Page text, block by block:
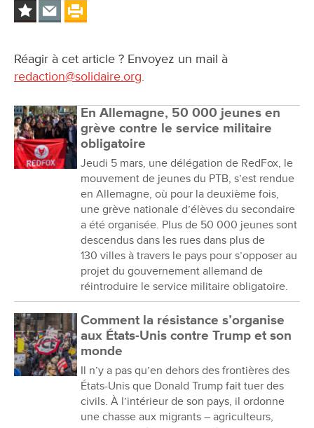
Réagir à cet article ? Envoyez un mail à
redaction@solidaire.org.
En Allemagne, 50 000 jeunes en
grève contre le service militaire
obligatoire
Jeudi 5 mars, une délégation de RedFox, le
mouvement de jeunes du PTB, s’est rendue
en Allemagne, où pour la deuxième fois,
une grève nationale d’élèves du secondaire
a été organisée. Plus de 50 000 jeunes sont
descendus dans les rues dans plus de
130 villes à travers le pays pour s’opposer au
projet du gouvernement allemand de
réintroduire le service militaire obligatoire.
Comment la résistance s’organise
aux États-Unis contre Trump et son
monde
Il n’y a pas qu’en dehors des frontières des
États-Unis que Donald Trump fait tuer des
civils. À l’intérieur de son pays, il ordonne
une chasse aux migrants – agriculteurs,